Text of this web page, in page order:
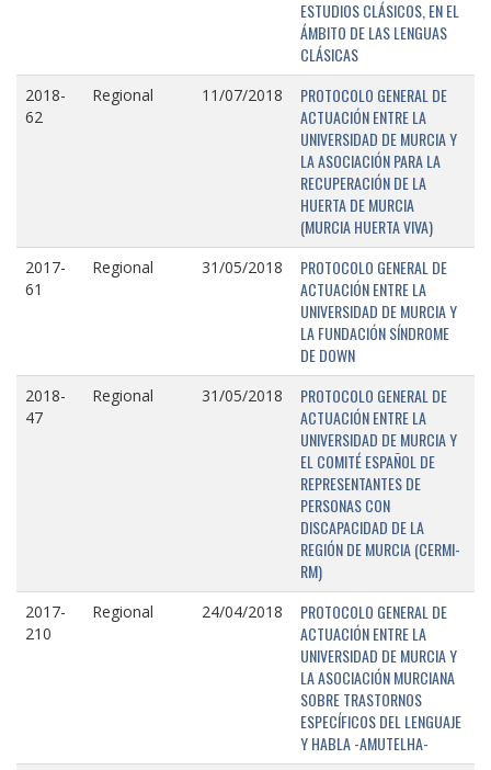
ESTUDIOS CLÁSICOS, EN EL
ÁMBITO DE LAS LENGUAS
CLÁSICAS
2018-
62
Regional 11/07/2018
PROTOCOLO GENERAL DE
ACTUACIÓN ENTRE LA
UNIVERSIDAD DE MURCIA Y
LA ASOCIACIÓN PARA LA
RECUPERACIÓN DE LA
HUERTA DE MURCIA
(MURCIA HUERTA VIVA)
2017-
61
Regional 31/05/2018
PROTOCOLO GENERAL DE
ACTUACIÓN ENTRE LA
UNIVERSIDAD DE MURCIA Y
LA FUNDACIÓN SÍNDROME
DE DOWN
2018-
47
Regional 31/05/2018
PROTOCOLO GENERAL DE
ACTUACIÓN ENTRE LA
UNIVERSIDAD DE MURCIA Y
EL COMITÉ ESPAÑOL DE
REPRESENTANTES DE
PERSONAS CON
DISCAPACIDAD DE LA
REGIÓN DE MURCIA (CERMI-
RM)
2017-
210
Regional 24/04/2018
PROTOCOLO GENERAL DE
ACTUACIÓN ENTRE LA
UNIVERSIDAD DE MURCIA Y
LA ASOCIACIÓN MURCIANA
SOBRE TRASTORNOS
ESPECÍFICOS DEL LENGUAJE
Y HABLA -AMUTELHA-